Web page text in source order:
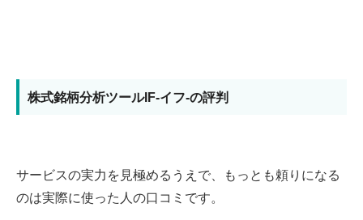
株式銘柄分析ツールIF-イフ-の評判
サービスの実力を見極めるうえで、もっとも頼りになる
のは実際に使った人の口コミです。